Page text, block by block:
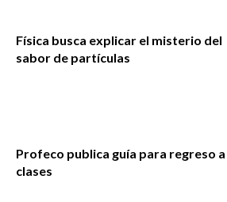
Física busca explicar el misterio del
sabor de partículas
Profeco publica guía para regreso a
clases